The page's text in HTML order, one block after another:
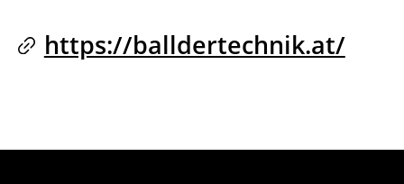
https://balldertechnik.at/